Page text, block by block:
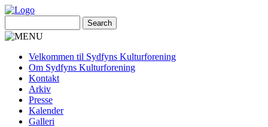
Velkommen til Sydfyns Kulturforening
Om Sydfyns Kulturforening
Kontakt
Arkiv
Presse
Kalender
Galleri